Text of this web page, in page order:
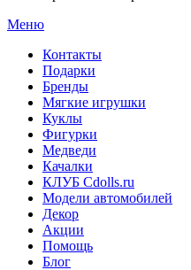
Меню
Контакты
Подарки
Бренды
Мягкие игрушки
Куклы
Фигурки
Медведи
Качалки
КЛУБ Cdolls.ru
Модели автомобилей
Декор
Акции
Помощь
Блог